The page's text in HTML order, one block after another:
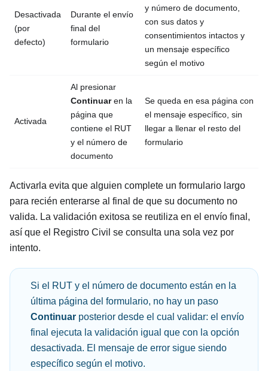
Desactivada
(por
defecto)
Durante el envío
final del
formulario
y número de documento,
con sus datos y
consentimientos intactos y
un mensaje específico
según el motivo
Activada
Al presionar
Continuaren la
página que
contiene el RUT
y el número de
documento
Se queda en esa página con
el mensaje específico, sin
llegar a llenar el resto del
formulario
Activarla evita que alguien complete un formulario largo
para recién enterarse al final de que su documento no
valida. La validación exitosa se reutiliza en el envío final,
así que el Registro Civil se consulta una sola vez por
intento.
Si el RUT y el número de documento están en la
última página del formulario, no hay un paso
Continuar posterior desde el cual validar: el envío
final ejecuta la validación igual que con la opción
desactivada. El mensaje de error sigue siendo
específico según el motivo.